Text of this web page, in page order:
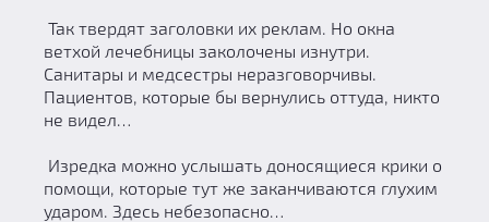
Так твердят заголовки их реклам. Но окна
ветхой лечебницы заколочены изнутри.
Санитары и медсестры неразговорчивы.
Пациентов, которые бы вернулись оттуда, никто
не видел…
Изредка можно услышать доносящиеся крики о
помощи, которые тут же заканчиваются глухим
ударом. Здесь небезопасно…